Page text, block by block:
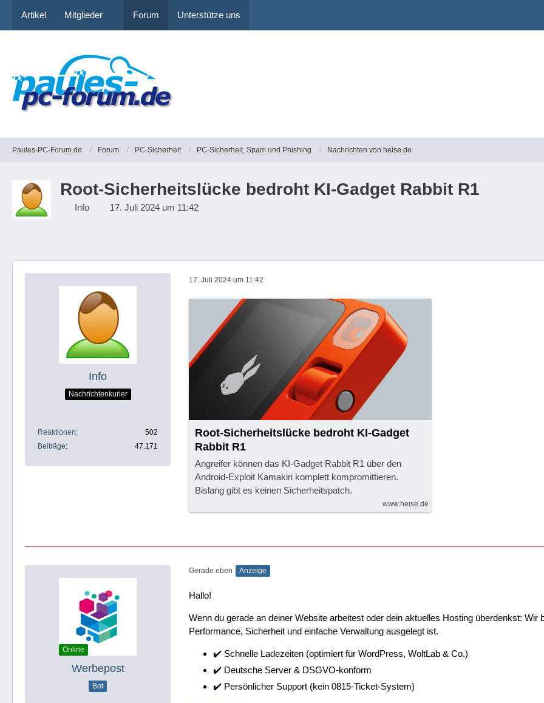
Artikel Mitglieder Forum Unterstütze uns
Paules-PC-Forum.de Forum PC-Sicherheit PC-Sicherheit, Spam und Phishing Nachrichten von heise.de
Root-Sicherheitslücke bedroht KI-Gadget Rabbit R1
Info 17. Juli 2024 um 11:42
Info
Nachrichtenkurier
Reaktionen
502
Beiträge
47.171
17. Juli 2024 um 11:42
Root-Sicherheitslücke bedroht KI-Gadget
Rabbit R1
Angreifer können das KI-Gadget Rabbit R1 über den
Android-Exploit Kamakiri komplett kompromittieren.
Bislang gibt es keinen Sicherheitspatch.
www.heise.de
Online
Werbepost
Bot
Gerade eben Anzeige
Hallo!
Wenn du gerade an deiner Website arbeitest oder dein aktuelles Hosting überdenkst:
Performance, Sicherheit und einfache Verwaltung ausgelegt ist.
✔️ Schnelle Ladezeiten (optimiert für WordPress, WoltLab & Co.)
✔️ Deutsche Server & DSGVO-konform
✔️ Persönlicher Support (kein 0815-Ticket-System)